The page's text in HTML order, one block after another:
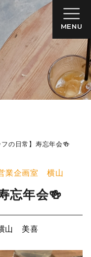
MENU
フの日常】寿忘年会🍻
業企画室 横山
忘年会🍻
山 美喜